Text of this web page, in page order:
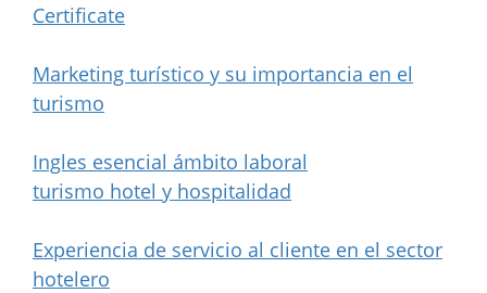
Certificate
Marketing turístico y su importancia en el
turismo
Ingles esencial ámbito laboral
turismo hotel y hospitalidad
Experiencia de servicio al cliente en el sector
hotelero